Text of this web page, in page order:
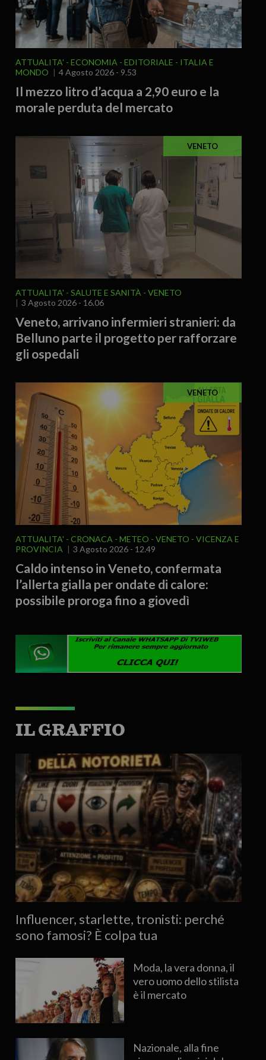
ATTUALITA' ECONOMIA EDITORIALE
ITALIA E
MONDO
4 Agosto 2026 - 9.53
Il mezzo litro d’acqua a 2,90 euro e la
morale perduta del mercato
VENETO
ATTUALITA' SALUTE E SANITÀ
VENETO
3 Agosto 2026 - 16.06
Veneto, arrivano infermieri stranieri: da
Belluno parte il progetto per rafforzare
gli ospedali
VENETO
ATTUALITA' CRONACA METEO VENETO
VICENZA E
PROVINCIA
3 Agosto 2026 - 12.49
Caldo intenso in Veneto, confermata
l’allerta gialla per ondate di calore:
possibile proroga fino a giovedì
IL GRAFFIO
Influencer, starlette, tronisti: perché
sono famosi? È colpa tua
Moda, la vera donna, il
vero uomo dello stilista
è il mercato
Nazionale, alla fine